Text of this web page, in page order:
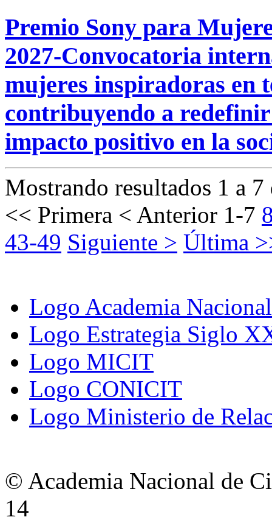
Premio Sony para
2027-Convocatoria
mujeres inspiradoras en
contribuyendo a
impacto positivo en la
Mostrando resultados 1 a
<< Primera < Anterior 1-7
43-49 Siguiente > Última
Logo Academia
Logo Estrategia Siglo
Logo MICIT
Logo CONICIT
Logo Ministerio de
© Academia Nacional de
14